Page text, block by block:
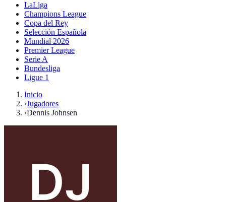
LaLiga
Champions League
Copa del Rey
Selección Española
Mundial 2026
Premier League
Serie A
Bundesliga
Ligue 1
Inicio
›Jugadores
›Dennis Johnsen